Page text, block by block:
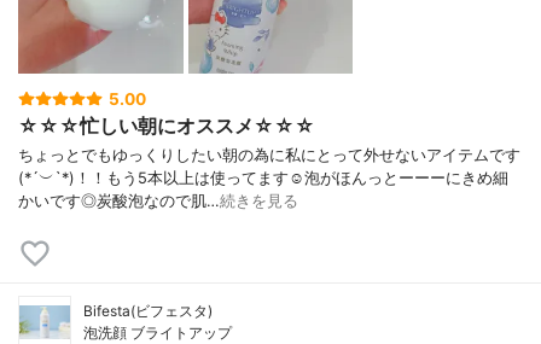
5.00
☆☆☆忙しい朝にオススメ☆☆☆
ちょっとでもゆっくりしたい朝の為に私にとって外せないアイテムです
(*´︶`*)！！もう5本以上は使ってます☺️泡がほんっとーーーにきめ細
かいです◎炭酸泡なので肌…続きを見る
Bifesta(ビフェスタ)
泡洗顔 ブライトアップ